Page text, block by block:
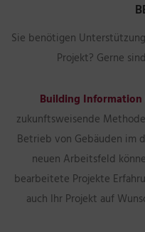
Sie benötigen
Projekt? Gerne
Building Information
zukunftsweisende
Betrieb von Gebäuden im
neuen Arbeitsfeld
bearbeitete Projekte
auch Ihr Projekt auf